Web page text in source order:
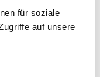
für soziale
auf unsere